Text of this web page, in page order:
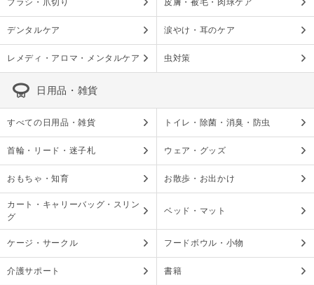
ブラシ・爪切り 皮膚・被毛・肉球ケア
デンタルケア 涙やけ・耳のケア
レメディ・アロマ・メンタルケア 虫対策
日用品・雑貨
すべての日用品・雑貨 トイレ・除菌・消臭・防虫
首輪・リード・迷子札 ウェア・グッズ
おもちゃ・知育 お散歩・お出かけ
カート・キャリーバッグ・スリン
グ
ベッド・マット
ケージ・サークル フードボウル・小物
介護サポート 書籍